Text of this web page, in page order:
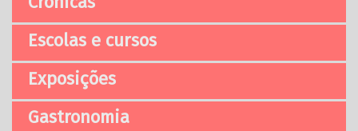
Escolas e cursos
Exposições
Gastronomia